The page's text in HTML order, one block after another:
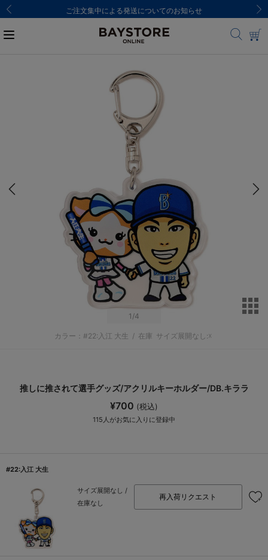
ご注文集中による発送についてのお知らせ
1 /4
カラー：#22:入江 大生 / 在庫 サイズ展開なし:☓
推しに推されて選手グッズ/アクリルキーホルダー/DB.キララ
¥700 (税込)
115 人がお気に入りに登録中
#22:入江 大生
サイズ展開なし /
在庫なし
再入荷リクエスト